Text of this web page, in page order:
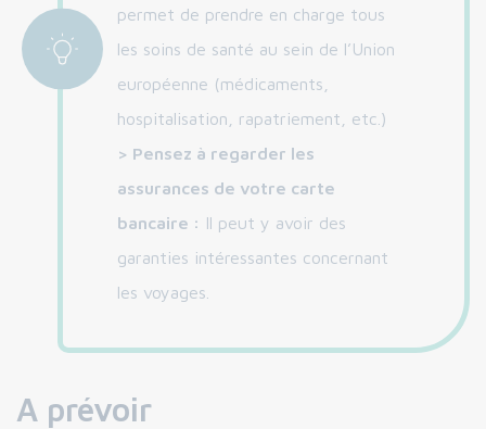
permet de prendre en charge tous
les soins de santé au sein de l’Union
européenne (médicaments,
hospitalisation, rapatriement, etc.)
> Pensez à regarder les
assurances de votre carte
bancaire : Il peut y avoir des
garanties intéressantes concernant
les voyages.
A prévoir